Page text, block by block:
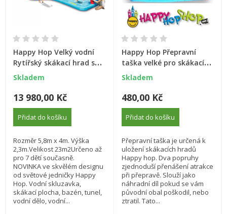
Happy Hop Velký vodní
Rytířský skákací hrad s
bazénem
Skladem
13 980,00 Kč
Přidat do košíku
Rozměr 5,8m x 4m. Výška
2,3m.Velikost 23m2Určeno až
pro 7 dětí současně.
NOVINKA ve skvělém designu
od světové jedničky Happy
Hop. Vodní skluzavka,
skákací plocha, bazén, tunel,
vodní dělo, vodní...
Happy Hop Přepravní
taška velké pro skákací
hrady Happy Hop
Skladem
480,00 Kč
Přidat do košíku
Přepravní taška je určená k
uložení skákacích hradů
Happy hop. Dva popruhy
zjednoduší přenášení atrakce
při přepravě. Slouží jako
náhradní díl pokud se vám
původní obal poškodil, nebo
ztratil. Tato...